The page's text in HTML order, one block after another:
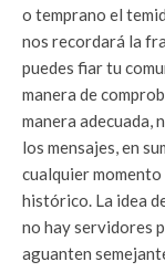
o temprano el
nos recordará la
puedes fiar tu
manera de
manera adecuada,
los mensajes, en
cualquier
histórico. La idea
no hay servidores
aguanten